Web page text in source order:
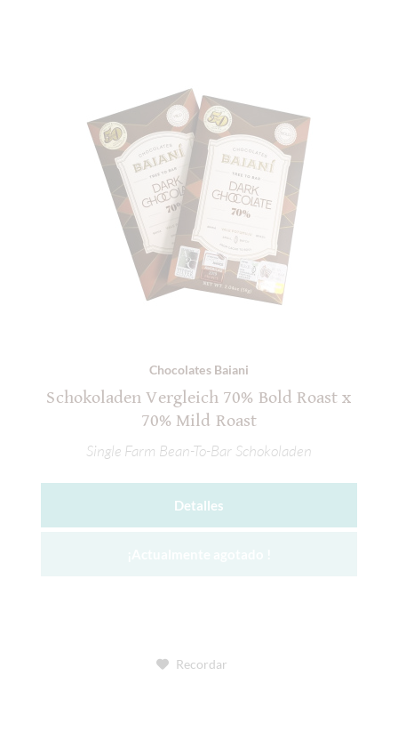
Chocolates Baiani
Schokoladen Vergleich 70% Bold Roast x
70% Mild Roast
Single Farm Bean-To-Bar Schokoladen
Detalles
Recordar